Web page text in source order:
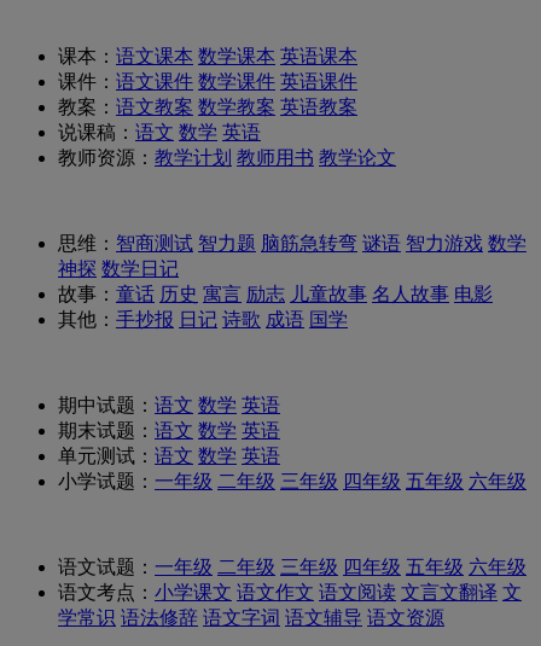
课本： 语文课本 数学课本 英语课本
课件： 语文课件 数学课件 英语课件
教案： 语文教案 数学教案 英语教案
说课稿： 语文 数学 英语
教师资源： 教学计划 教师用书 教学论文
思维： 智商测试 智力题 脑筋急转弯 谜语 智力游戏 数学
神探 数学日记
故事： 童话 历史 寓言 励志 儿童故事 名人故事 电影
其他： 手抄报 日记 诗歌 成语 国学
期中试题： 语文 数学 英语
期末试题： 语文 数学 英语
单元测试： 语文 数学 英语
小学试题： 一年级 二年级 三年级 四年级 五年级 六年级
语文试题： 一年级 二年级 三年级 四年级 五年级 六年级
语文考点： 小学课文 语文作文 语文阅读 文言文翻译 文
学常识 语法修辞 语文字词 语文辅导 语文资源